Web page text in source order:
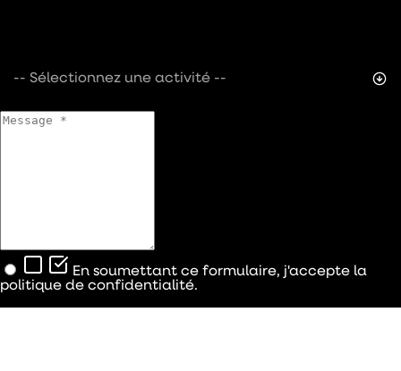
-- Sélectionnez une activité --
En soumettant ce formulaire, j'accepte la
politique de confidentialité.